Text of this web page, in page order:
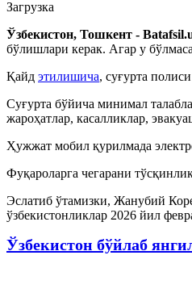
Загрузка
Ўзбекистон, Тошкент -
бўлишлари керак. Агар у
Қайд этилишича, суғурта
Суғурта бўйича минимал
жароҳатлар, касалликлар,
Ҳужжат мобил қурилмада
Фуқароларга чегарани
Эслатиб ўтамизки, Жанубий
ўзбекистонликлар 2026 йил
Ўзбекистон бўйлаб